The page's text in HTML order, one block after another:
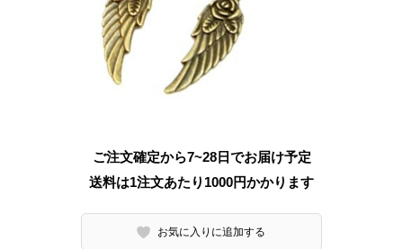
ご注文確定から7~28日でお届け予定
送料は1注文あたり 1000円かかります
お気に入りに追加する